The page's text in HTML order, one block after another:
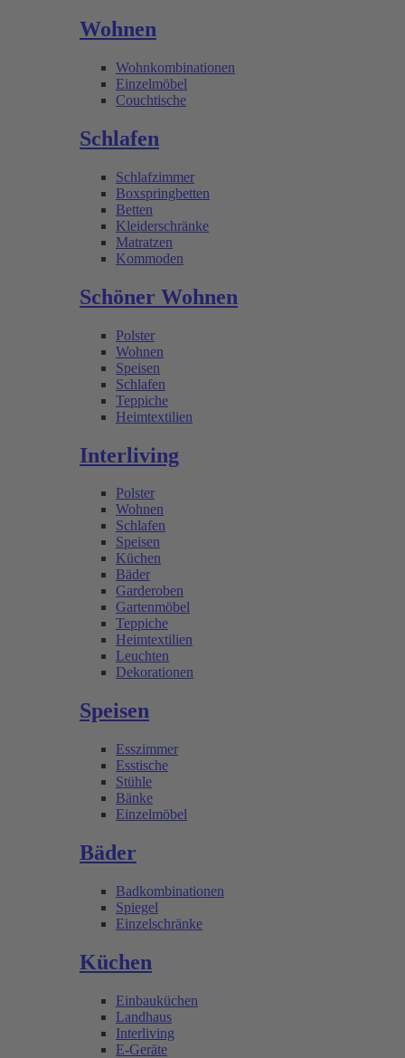
Wohnen
Wohnkombinationen
Einzelmöbel
Couchtische
Schlafen
Schlafzimmer
Boxspringbetten
Betten
Kleiderschränke
Matratzen
Kommoden
Schöner Wohnen
Polster
Wohnen
Speisen
Schlafen
Teppiche
Heimtextilien
Interliving
Polster
Wohnen
Schlafen
Speisen
Küchen
Bäder
Garderoben
Gartenmöbel
Teppiche
Heimtextilien
Leuchten
Dekorationen
Speisen
Esszimmer
Esstische
Stühle
Bänke
Einzelmöbel
Bäder
Badkombinationen
Spiegel
Einzelschränke
Küchen
Einbauküchen
Landhaus
Interliving
E-Geräte